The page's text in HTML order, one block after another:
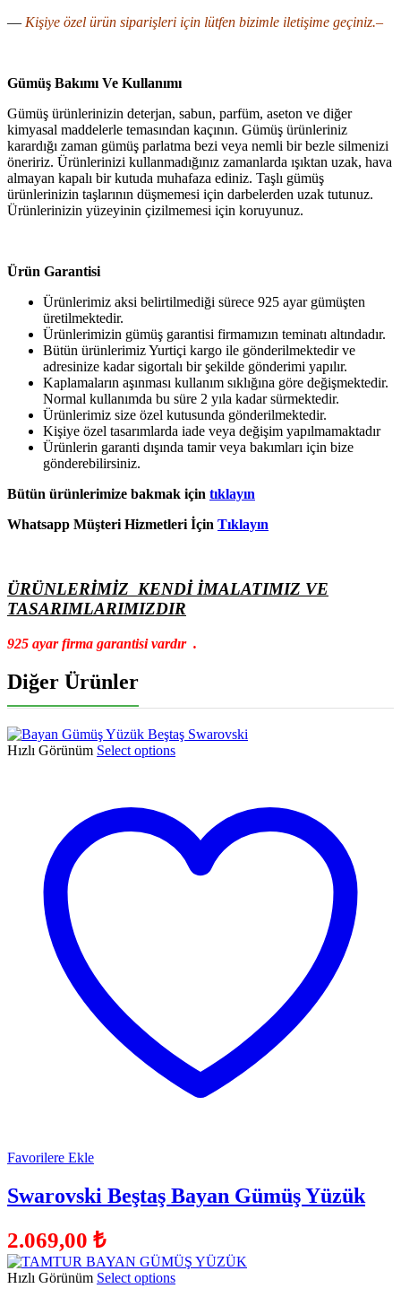
— Kişiye özel ürün siparişleri için lütfen bizimle iletişime geçiniz.–
Gümüş Bakımı Ve Kullanımı
Gümüş ürünlerinizin deterjan, sabun, parfüm, aseton ve diğer
kimyasal maddelerle temasından kaçının. Gümüş ürünleriniz
karardığı zaman gümüş parlatma bezi veya nemli bir bezle silmenizi
öneririz. Ürünlerinizi kullanmadığınız zamanlarda ışıktan uzak, hava
almayan kapalı bir kutuda muhafaza ediniz. Taşlı gümüş
ürünlerinizin taşlarının düşmemesi için darbelerden uzak tutunuz.
Ürünlerinizin yüzeyinin çizilmemesi için koruyunuz.
Ürün Garantisi
Ürünlerimiz aksi belirtilmediği sürece 925 ayar gümüşten
üretilmektedir.
Ürünlerimizin gümüş garantisi firmamızın teminatı altındadır.
Bütün ürünlerimiz Yurtiçi kargo ile gönderilmektedir ve
adresinize kadar sigortalı bir şekilde gönderimi yapılır.
Kaplamaların aşınması kullanım sıklığına göre değişmektedir.
Normal kullanımda bu süre 2 yıla kadar sürmektedir.
Ürünlerimiz size özel kutusunda gönderilmektedir.
Kişiye özel tasarımlarda iade veya değişim yapılmamaktadır
Ürünlerin garanti dışında tamir veya bakımları için bize
gönderebilirsiniz.
Bütün ürünlerimize bakmak için tıklayın
Whatsapp Müşteri Hizmetleri İçin Tıklayın
ÜRÜNLERİMİZ KENDİ İMALATIMIZ VE
TASARIMLARIMIZDIR
925 ayar firma garantisi vardır .
Diğer Ürünler
Hızlı Görünüm Select options
Favorilere Ekle
Swarovski Beştaş Bayan Gümüş Yüzük
2.069,00 ₺
Hızlı Görünüm Select options